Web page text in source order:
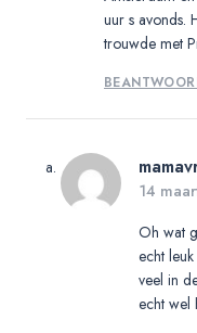
uur s avonds.
trouwde met
14
Oh wat
echt
veel in
echt wel